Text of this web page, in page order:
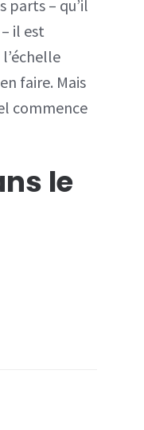
parts – qu’il
il est
faire. Mais
commence
le